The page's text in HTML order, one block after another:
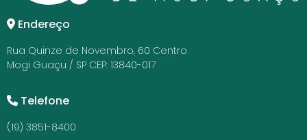
Endereço
Rua Quinze de Novembro, 60 Centro
Mogi Guaçu / SP CEP: 13840-017
Telefone
(19) 3851-8400